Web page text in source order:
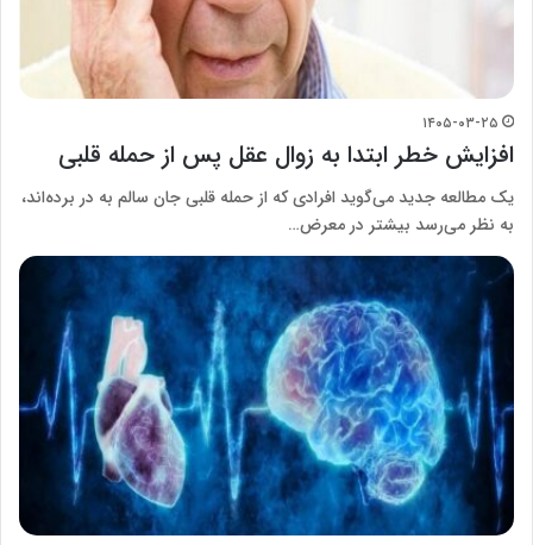
۱۴۰۵-۰۳-۲۵
افزایش خطر ابتدا به زوال عقل پس از حمله قلبی
یک مطالعه جدید می‌گوید افرادی که از حمله قلبی جان سالم به در برده‌اند،
به نظر می‌رسد بیشتر در معرض…